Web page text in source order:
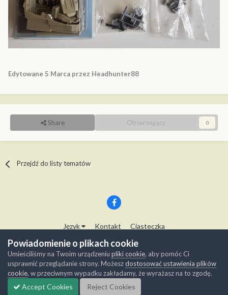
Edytowane 5 Marca przez Headhunter88
Share Obserwujący 0
Przejdź do listy tematów
Język Kontakt Ciasteczka
Copyright © Modelwork.pl
Powered by Invision Community
Powiadomienie o plikach cookie
Umieściliśmy na Twoim urządzeniu pliki cookie, aby pomóc Ci
usprawnić przeglądanie strony. Możeszdostosować ustawienia plików
cookie, w przeciwnym wypadku zakładamy, że wyrażasz na to zgodę.
Accept Cookies Reject Cookies